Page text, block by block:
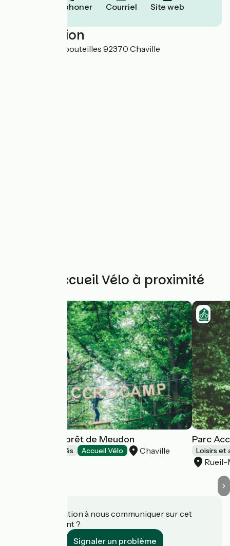
Téléphoner Courriel Site web
Localisation
Route des huit bouteilles 92370 Chaville
Autres Accueil Vélo à proximité
Accrocamp Forêt de Meudon
Loisirs et activités Accueil Vélo Chaville
Parc
Loisirs et
Rueil-
Une information à nous communiquer sur cet
établissement ?
Signaler un problème